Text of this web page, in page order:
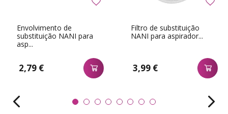
Envolvimento de
substituição NANI para
asp...
2,79 €
Filtro de substituição
NANI para aspirador...
3,99 €